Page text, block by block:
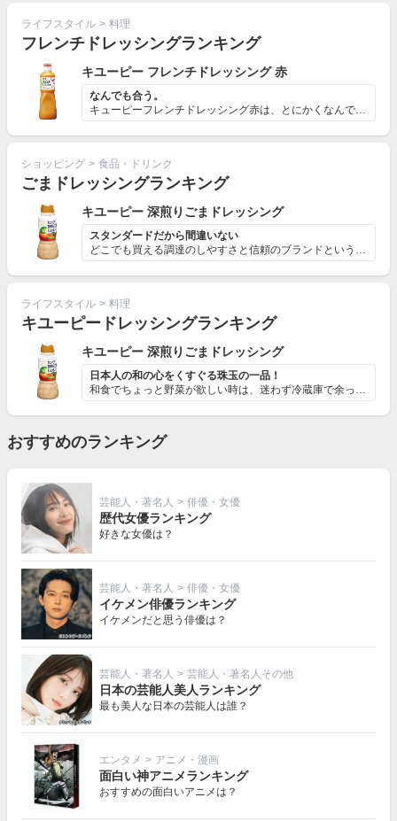
ライフスタイル > 料理
フレンチドレッシングランキング
キユーピー フレンチドレッシング 赤
なんでも合う。
キューピーフレンチドレッシング赤は、とにかくなんでも合...
ショッピング > 食品・ドリンク
ごまドレッシングランキング
キユーピー 深煎りごまドレッシング
スタンダードだから間違いない
どこでも買える調達のしやすさと信頼のブランドという二点...
ライフスタイル > 料理
キユーピードレッシングランキング
キユーピー 深煎りごまドレッシング
日本人の和の心をくすぐる珠玉の一品！
和食でちょっと野菜が欲しい時は、迷わず冷蔵庫で余ってい...
おすすめのランキング
芸能人・著名人 > 俳優・女優
歴代女優ランキング
好きな女優は？
芸能人・著名人 > 俳優・女優
イケメン俳優ランキング
イケメンだと思う俳優は？
芸能人・著名人 > 芸能人・著名人その他
日本の芸能人美人ランキング
最も美人な日本の芸能人は誰？
エンタメ > アニメ・漫画
面白い神アニメランキング
おすすめの面白いアニメは？